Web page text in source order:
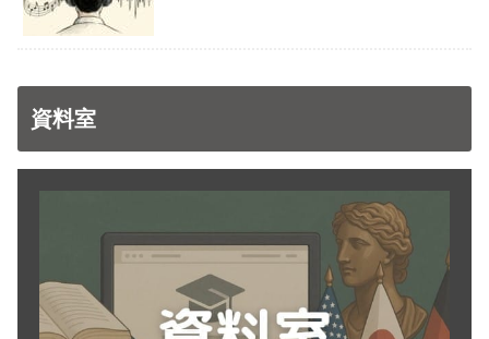
資料室